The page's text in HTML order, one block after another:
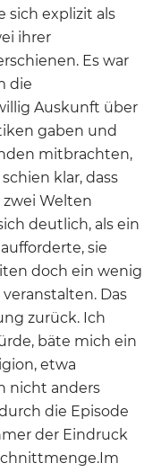
sich explizit als
ihrer
Es war
die
Auskunft über
gaben und
mitbrachten,
klar, dass
Welten
deutlich, als ein
sie
doch ein wenig
Das
zurück. Ich
bäte mich ein
etwa
nicht anders
die Episode
der Eindruck